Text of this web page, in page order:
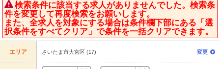
検索条件に該当する求人がありませんでした。検索条
件を変更して再度検索をお願いします。
また、全求人を対象にする場合は条件欄下部にある「選
択条件をすべてクリア」で条件を一括クリアできます。
エリア さいたま市大宮区 (17) 変更